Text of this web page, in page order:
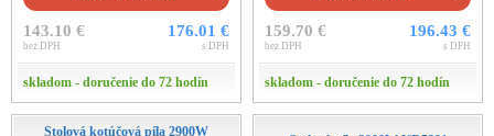
143.10 €
bez DPH
176.01 €
s DPH
skladom - doručenie do 72 hodín
159.70 €
bez DPH
196.43 €
s DPH
skladom - doručenie do 72 hodín
Stolová kotúčová píla 2900W